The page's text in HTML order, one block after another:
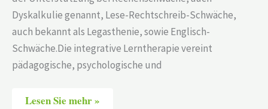
Dyskalkulie genannt, Lese-Rechtschreib-Schwäche,
auch bekannt als Legasthenie, sowie Englisch-
Schwäche.Die integrative Lerntherapie vereint
pädagogische, psychologische und
Lesen Sie mehr »